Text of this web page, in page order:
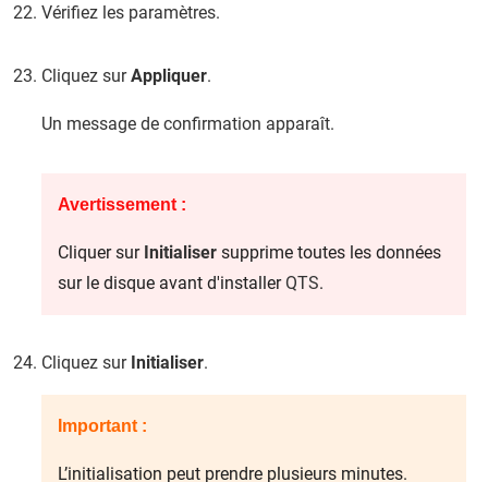
Vérifiez les paramètres.
Cliquez surAppliquer.
Un message de confirmation apparaît.
Avertissement :
Cliquer sur Initialiser supprime toutes les données
sur le disque avant d'installerQTS.
Cliquez sur Initialiser.
Important :
L’initialisation peut prendre plusieurs minutes.